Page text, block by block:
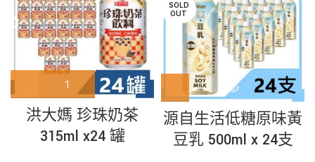
洪大媽 珍珠奶茶
315ml x24 罐
SOLD
OUT
源自生活低糖原味黃
豆乳 500ml x 24支